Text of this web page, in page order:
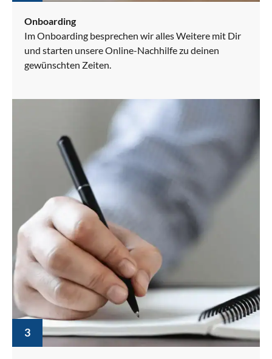
Onboarding
Im Onboarding besprechen wir alles Weitere mit Dir
und starten unsere Online-Nachhilfe zu deinen
gewünschten Zeiten.
3